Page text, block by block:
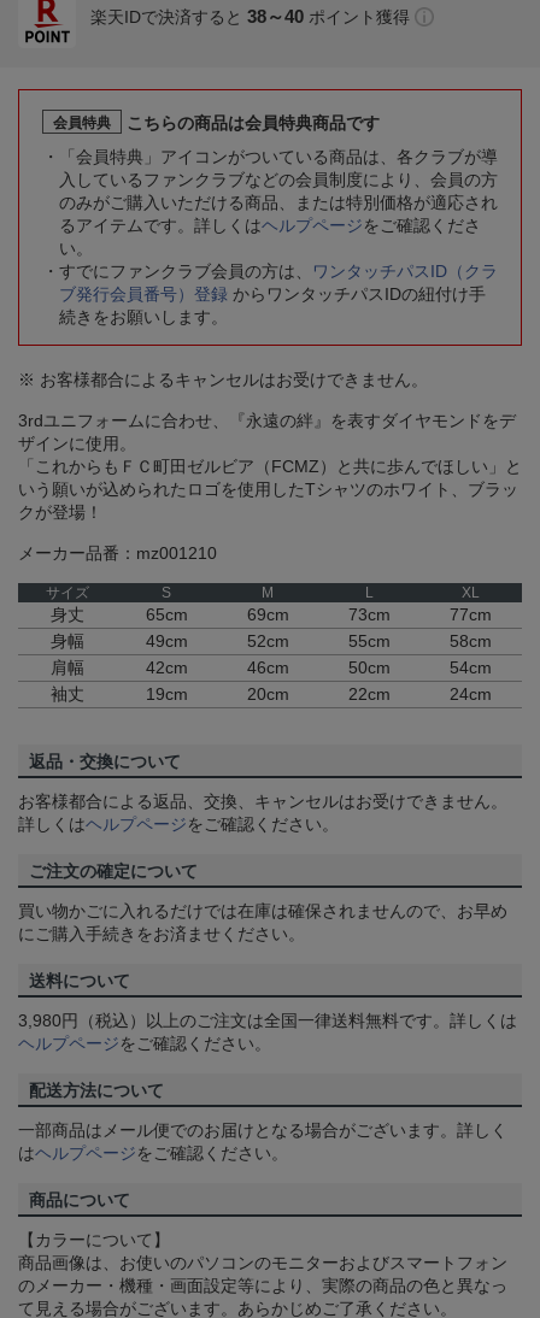
楽天IDで決済すると 38～40 ポイント獲得
会員特典
こちらの商品は会員特典商品です
「会員特典」アイコンがついている商品は、各クラブが導
入しているファンクラブなどの会員制度により、会員の方
のみがご購入いただける商品、または特別価格が適応され
るアイテムです。詳しくはヘルプページをご確認くださ
い。
すでにファンクラブ会員の方は、
ワンタッチパスID（クラ
ブ発行会員番号）登録 からワンタッチパスIDの紐付け手
続きをお願いします。
※ お客様都合によるキャンセルはお受けできません。
3rdユニフォームに合わせ、『永遠の絆』を表すダイヤモンドをデ
ザインに使用。
「これからもＦＣ町田ゼルビア（FCMZ）と共に歩んでほしい」と
いう願いが込められたロゴを使用したTシャツのホワイト、ブラッ
クが登場！
メーカー品番：mz001210
サイズ S M L XL
身丈 65cm 69cm 73cm
77cm
身幅
49cm 52cm 55cm
58cm
肩幅
42cm 46cm 50cm
54cm
袖丈
19cm 20cm 22cm 24cm
返品・交換について
お客様都合による返品、交換、キャンセルはお受けできません。
詳しくはヘルプページをご確認ください。
ご注文の確定について
買い物かごに入れるだけでは在庫は確保されませんので、お早め
にご購入手続きをお済ませください。
送料について
3,980円（税込）以上のご注文は全国一律送料無料です。詳しくは
ヘルプページをご確認ください。
配送方法について
一部商品はメール便でのお届けとなる場合がございます。詳しく
はヘルプページをご確認ください。
商品について
【カラーについて】
商品画像は、お使いのパソコンのモニターおよびスマートフォン
のメーカー・機種・画面設定等により、実際の商品の色と異なっ
て見える場合がございます。あらかじめご了承ください。